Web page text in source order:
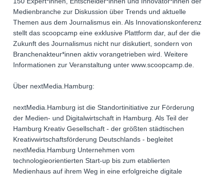
Medienbranche zur Diskussion über Trends und aktuelle
Themen aus dem Journalismus ein. Als Innovationskonferenz
stellt das scoopcamp eine exklusive Plattform dar, auf der die
Zukunft des Journalismus nicht nur diskutiert, sondern von
Branchenakteur*innen aktiv vorangetrieben wird. Weitere
Informationen zur Veranstaltung unter www.scoopcamp.de.
Über nextMedia.Hamburg:
nextMedia.Hamburg ist die Standortinitiative zur Förderung
der Medien- und Digitalwirtschaft in Hamburg. Als Teil der
Hamburg Kreativ Gesellschaft - der größten städtischen
Kreativwirtschaftsförderung Deutschlands - begleitet
nextMedia.Hamburg Unternehmen vom
technologieorientierten Start-up bis zum etablierten
Medienhaus auf ihrem Weg in eine erfolgreiche digitale